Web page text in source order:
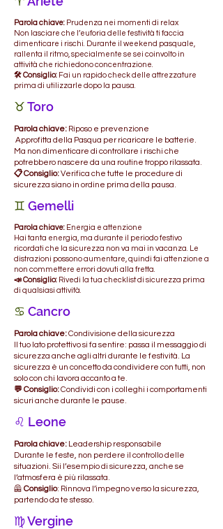
Parola chiave: Prudenza nei momenti di relax
Non lasciare che l’euforia delle festività ti faccia
dimenticare i rischi. Durante il weekend pasquale,
rallenta il ritmo, specialmente se sei coinvolto in
attività che richiedono concentrazione.
🛠 Consiglio: Fai un rapido check delle attrezzature
prima di utilizzarle dopo la pausa.
♉Toro
Parola chiave: Riposo e prevenzione
Approfitta della Pasqua per ricaricare le batterie.
Ma non dimenticare di controllare i rischi che
potrebbero nascere da una routine troppo rilassata.
📋 Consiglio:Verifica che tutte le procedure di
sicurezza siano in ordine prima della pausa.
♊ Gemelli
Parola chiave: Energia e attenzione
Hai tanta energia, ma durante il periodo festivo
ricordati che la sicurezza non va mai in vacanza. Le
distrazioni possono aumentare, quindi fai attenzione a
non commettere errori dovuti alla fretta.
📣 Consiglio: Rivedi la tua checklist di sicurezza prima
di qualsiasi attività.
♋ Cancro
Parola chiave:Condivisione della sicurezza
Il tuo lato protettivo si fa sentire: passa il messaggio di
sicurezza anche agli altri durante le festività. La
sicurezza è un concetto da condividere con tutti, non
solo con chi lavora accanto a te.
💬 Consiglio:Condividi con i colleghi i comportamenti
sicuri anche durante le pause.
♌ Leone
Parola chiave: Leadership responsabile
Durante le feste, non perdere il controllo delle
situazioni. Sii l’esempio di sicurezza, anche se
l’atmosfera è più rilassata.
🦺 Consiglio: Rinnova l’impegno verso la sicurezza,
partendo da te stesso.
♍ Vergine